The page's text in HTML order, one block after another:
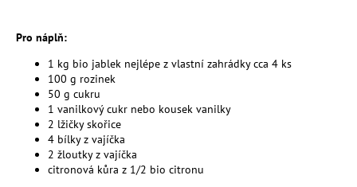
Pro náplň:
1 kg bio jablek nejlépe z vlastní zahrádky cca 4 ks
100 g rozinek
50 g cukru
1 vanilkový cukr nebo kousek vanilky
2 lžičky skořice
4 bílky z vajíčka
2 žloutky z vajíčka
citronová kůra z 1/2 bio citronu
Kč